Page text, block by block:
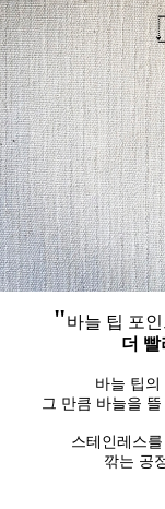
"바늘 팁 포
더 빨
바늘 팁의
그 만큼 바늘을 뜰
스테인레스
깎는 공